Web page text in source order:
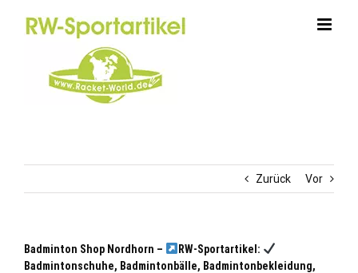
Zurück Vor
Badminton Shop Nordhorn –
RW-Sportartikel:
Badmintonschuhe, Badmintonbälle, Badmintonbekleidung,